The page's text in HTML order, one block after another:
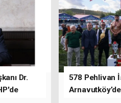
Dr.
578 Pehlivan